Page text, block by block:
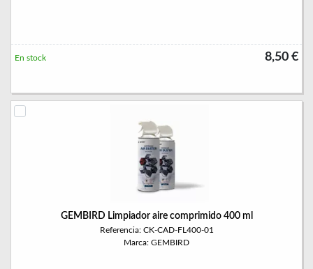
8,50 €
En stock
GEMBIRD Limpiador aire comprimido 400 ml
Referencia: CK-CAD-FL400-01
Marca: GEMBIRD